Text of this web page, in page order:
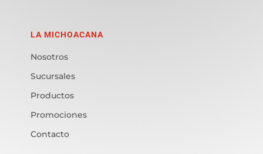
LA MICHOACANA
Nosotros
Sucursales
Productos
Promociones
Contacto